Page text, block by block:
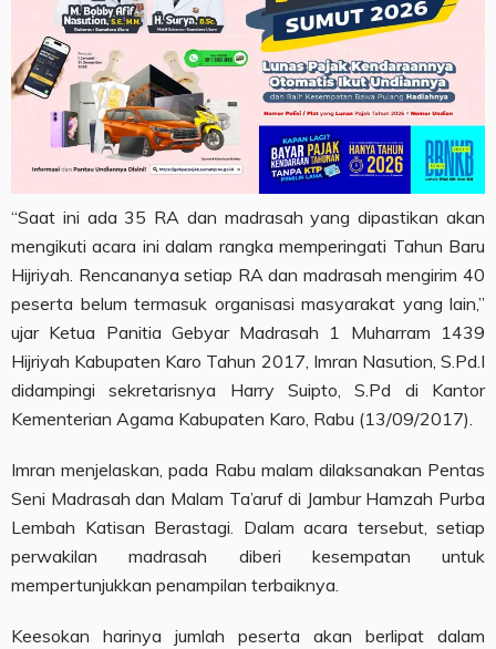
“Saat ini ada 35 RA dan madrasah yang dipastikan akan
mengikuti acara ini dalam rangka memperingati Tahun Baru
Hijriyah. Rencananya setiap RA dan madrasah mengirim 40
peserta belum termasuk organisasi masyarakat yang lain,”
ujar Ketua Panitia Gebyar Madrasah 1 Muharram 1439
Hijriyah Kabupaten Karo Tahun 2017, Imran Nasution, S.Pd.I
didampingi sekretarisnya Harry Suipto, S.Pd di Kantor
Kementerian Agama Kabupaten Karo, Rabu (13/09/2017).
Imran menjelaskan, pada Rabu malam dilaksanakan Pentas
Seni Madrasah dan Malam Ta’aruf di Jambur Hamzah Purba
Lembah Katisan Berastagi. Dalam acara tersebut, setiap
perwakilan madrasah diberi kesempatan untuk
mempertunjukkan penampilan terbaiknya.
Keesokan harinya jumlah peserta akan berlipat dalam